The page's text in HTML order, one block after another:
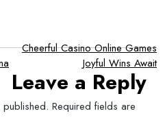
Cheerful Casino Online Games
Joyful Wins Await
Leave a Reply
Required fields are